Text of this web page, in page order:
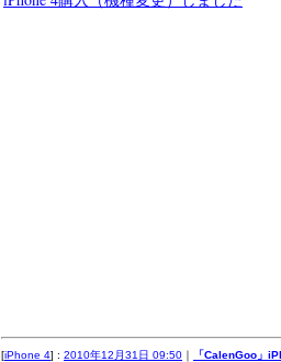
[iPhone 4] : 2010年12月31日 09:50 ｜ 「CalenGoo」